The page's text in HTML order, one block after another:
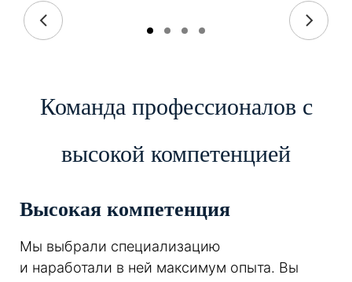
Команда профессионалов с
высокой компетенцией
Высокая компетенция
Мы выбрали специализацию
и наработали в ней максимум опыта. Вы